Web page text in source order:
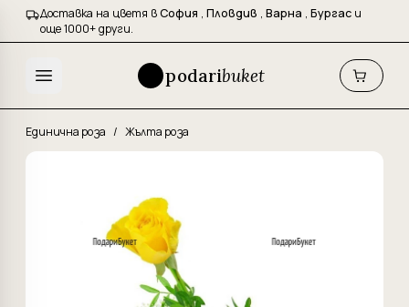
Доставка на цветя вСофия , Пловдив , Варна , Бургас и
още 1000+ други.
podaribuket
Единична роза / Жълта роза